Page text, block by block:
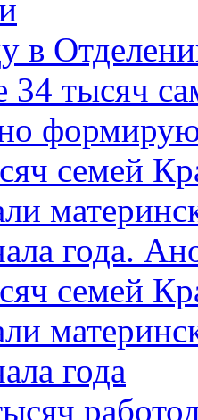
в
34 тысяч
семей
года.
семей
года